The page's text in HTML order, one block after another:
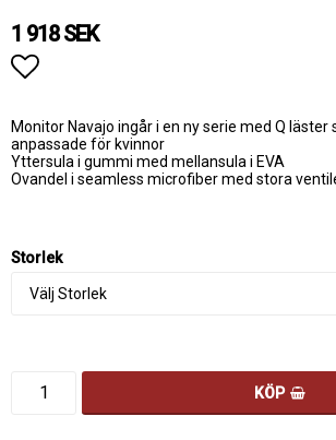
1 918 SEK
Monitor Navajo ingår i en ny serie med Q läster
anpassade för kvinnor
Yttersula i gummi med mellansula i EVA
Ovandel i seamless microfiber med stora
Storlek
KÖP